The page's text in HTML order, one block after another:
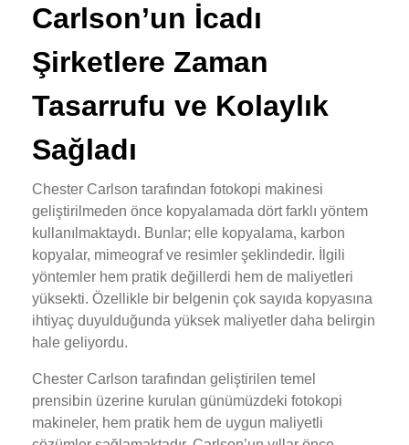
Carlson’un İcadı
Şirketlere Zaman
Tasarrufu ve Kolaylık
Sağladı
Chester Carlson tarafından fotokopi makinesi
geliştirilmeden önce kopyalamada dört farklı yöntem
kullanılmaktaydı. Bunlar; elle kopyalama, karbon
kopyalar, mimeograf ve resimler şeklindedir. İlgili
yöntemler hem pratik değillerdi hem de maliyetleri
yüksekti. Özellikle bir belgenin çok sayıda kopyasına
ihtiyaç duyulduğunda yüksek maliyetler daha belirgin
hale geliyordu.
Chester Carlson tarafından geliştirilen temel
prensibin üzerine kurulan günümüzdeki fotokopi
makineler, hem pratik hem de uygun maliyetli